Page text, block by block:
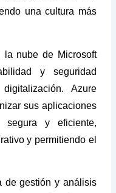
una cultura más
la nube de Microsoft
y seguridad
Azure
sus aplicaciones
y eficiente,
y permitiendo el
de gestión y análisis